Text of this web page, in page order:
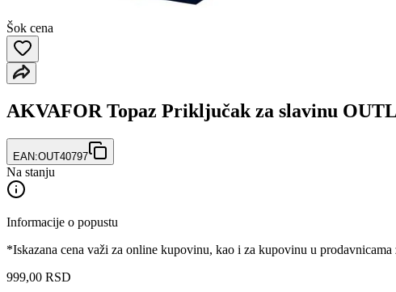
Šok cena
AKVAFOR Topaz Priključak za slavinu
EAN:OUT40797
Na stanju
Informacije o popustu
*Iskazana cena važi za online kupovinu, kao i za kupovinu u
999,00 RSD